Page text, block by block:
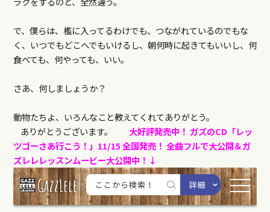
で、僕らは、檻に入ってるわけでも、つながれているのでもな
く、いつでもどこへでもいけるし、朝何時に起きてもいいし、何
食べても、何やっても、いい。
さあ、何しましょうか？
動物たちよ、いろんなこと教えてくれてありがとう。
ありがとうございます。 大好評発売中！ ガズのCD「レッ
ツゴーさあ行こう！」11/15 全国発売！ 全曲フルで大公開＆ガ
ズレレレッスンムービー大公開中！↓